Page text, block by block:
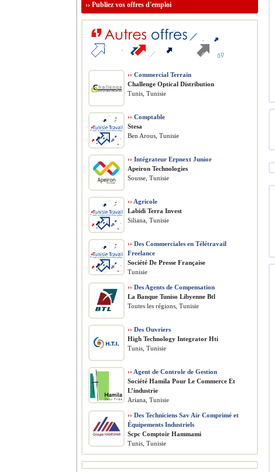
›› Publiez vos offres d'emploi
›› Commercial Terrain
Challenge Optical Distribution
Tunis, Tunisie
›› Comptable
Stesa
Ben Arous, Tunisie
›› Intégrateur Erpnext Junior
Apeiron Technologies
Sousse, Tunisie
›› Agricole
Labidi Terra Invest
Siliana, Tunisie
›› Des Commerciales en Télétravail
Freelance
Société De Presse Française
Tunisie
›› Des Agents de Compensation
La Banque Tuniso Libyenne Btl
Toutes les régions, Tunisie
›› Des Ouvriers
High Technology Integrator Hti
Tunis, Tunisie
›› Agent de Controle de Gestion
Société Hamila Pour Le Commerce Et
L’industrie
Ariana, Tunisie
›› Des Techniciens Sav Air Comprimé et
Équipements Industriels
Scpc Comptoir Hammami
Tunis, Tunisie